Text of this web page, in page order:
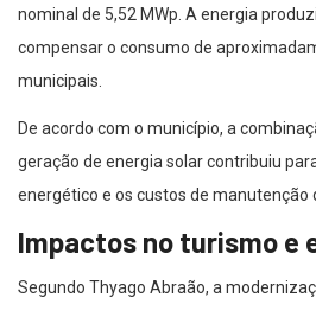
nominal de 5,52 MWp. A energia
compensar o consumo de
municipais.
De acordo com o município, a
geração de energia solar contribuiu
energético e os custos de manutenção
Impactos no turismo e
Segundo Thyago Abraão, a